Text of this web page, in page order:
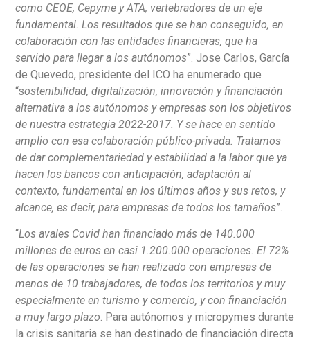
como CEOE, Cepyme y ATA, vertebradores de un eje
fundamental. Los resultados que se han conseguido, en
colaboración con las entidades financieras, que ha
servido para llegar a los autónomos”. Jose Carlos, García
de Quevedo, presidente del ICO ha enumerado que
“sostenibilidad, digitalización, innovación y financiación
alternativa a los autónomos y empresas son los objetivos
de nuestra estrategia 2022-2017. Y se hace en sentido
amplio con esa colaboración público-privada. Tratamos
de dar complementariedad y estabilidad a la labor que ya
hacen los bancos con anticipación, adaptación al
contexto, fundamental en los últimos años y sus retos, y
alcance, es decir, para empresas de todos los tamaños”.
“Los avales Covid han financiado más de 140.000
millones de euros en casi 1.200.000 operaciones. El 72%
de las operaciones se han realizado con empresas de
menos de 10 trabajadores, de todos los territorios y muy
especialmente en turismo y comercio, y con financiación
a muy largo plazo. Para autónomos y micropymes durante
la crisis sanitaria se han destinado de financiación directa